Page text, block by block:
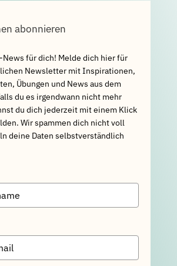
abonnieren
für dich! Melde dich hier für
Newsletter mit Inspirationen,
Übungen und News aus dem
du es irgendwann nicht mehr
du dich jederzeit mit einem Klick
Wir spammen dich nicht voll
deine Daten selbstverständlich